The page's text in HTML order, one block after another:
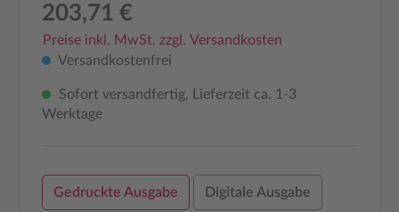
203,71 €
Preise inkl. MwSt. zzgl. Versandkosten
Versandkostenfrei
Sofort versandfertig, Lieferzeit ca. 1-3
Werktage
Gedruckte Ausgabe Digitale Ausgabe